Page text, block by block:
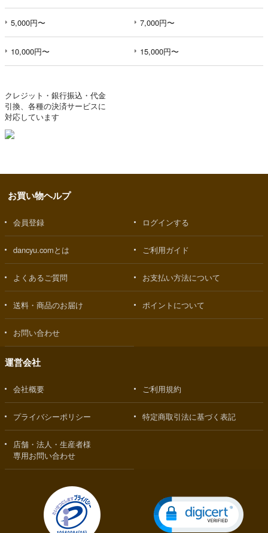
5,000円〜 7,000円〜
10,000円〜 15,000円〜
クレジット・銀行振込・代金
引換、各種の決済サービスに
対応しています
お買い物ヘルプ
会員登録 ログインする
dancyu.comとは ご利用ガイド
よくあるご質問 お支払い方法について
送料・商品のお届け ポイントについて
お問い合わせ
運営会社
会社概要 ご利用規約
プライバシーポリシー 特定商取引法に基づく表記
店舗・法人・生産者様
専用お問い合わせ